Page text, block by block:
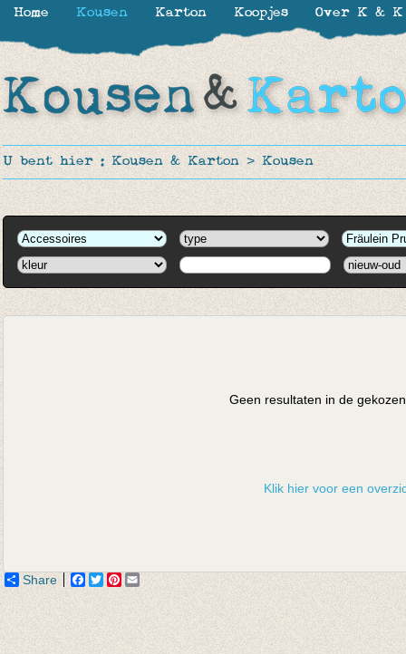
U bent hier : Kousen & Karton > Kousen
Geen resultaten in de
Klik hier voor een
Share Facebook
TwitterPinterest
Home Kousen Karton Koopjes Over K & K